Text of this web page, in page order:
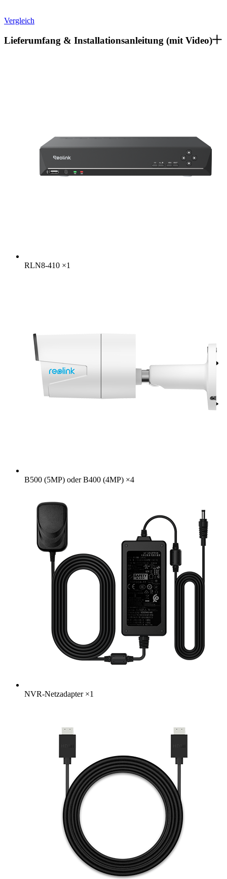
Vergleich
Lieferumfang & Installationsanleitung (mit Video)
RLN8-410 ×1
B500 (5MP) oder B400 (4MP) ×4
NVR-Netzadapter×1